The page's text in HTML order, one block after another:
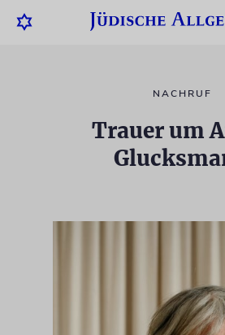
NACHRUF
Trauer um